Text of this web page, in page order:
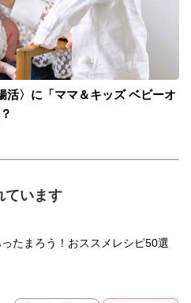
活〉に「ママ＆キッズ ベビーオ
ています
たまろう！おススメレシピ50選